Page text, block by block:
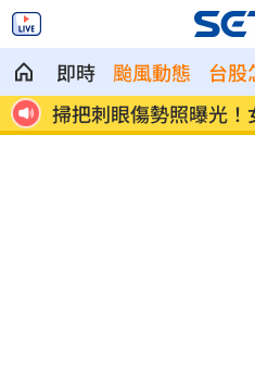
即時 颱風動態 台股
掃把刺眼傷勢照曝光